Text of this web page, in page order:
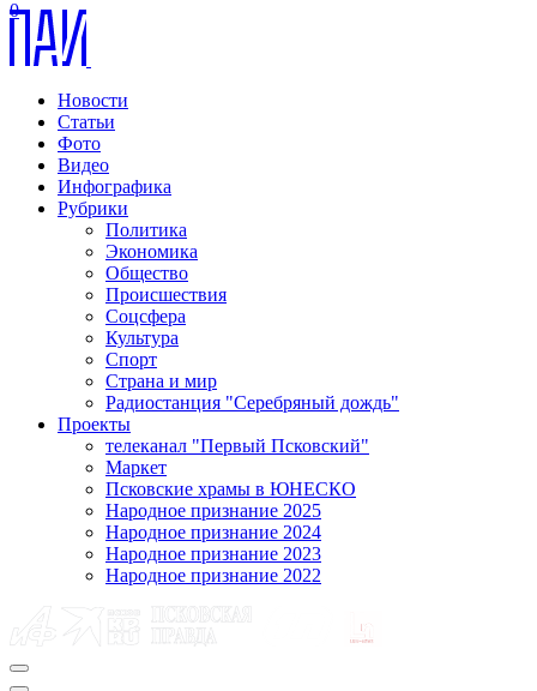
Новости
Статьи
Фото
Видео
Инфографика
Рубрики
Политика
Экономика
Общество
Происшествия
Соцсфера
Культура
Спорт
Страна и мир
Радиостанция "Серебряный дождь"
Проекты
телеканал "Первый Псковский"
Маркет
Псковские храмы в ЮНЕСКО
Народное признание 2025
Народное признание 2024
Народное признание 2023
Народное признание 2022
0